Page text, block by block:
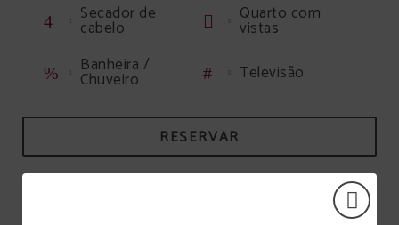
Secador de
cabelo
Quarto com
vistas
Banheira /
Chuveiro Televisão
RESERVAR